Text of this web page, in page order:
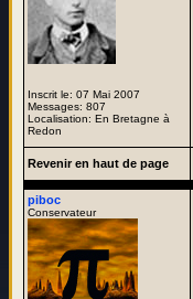
Inscrit le: 07 Mai 2007
Messages: 807
Localisation: En Bretagne à
Redon
Revenir en haut de page
piboc
Conservateur